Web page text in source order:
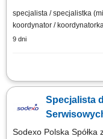
specjalista / specjalistka
koordynator /
9 dni
Dołącz do zespołu
transportu bliskiego! Jako
ogniwem łączącym
Twoja praca bezpośrednio
Specjalista
Sodexo Polska Spółka